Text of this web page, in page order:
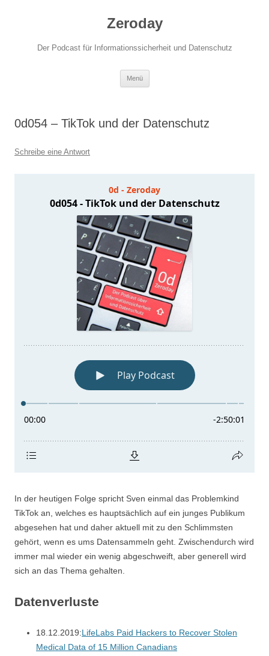
Zeroday
Der Podcast für Informationssicherheit und Datenschutz
Menü
0d054 – TikTok und der Datenschutz
Schreibe eine Antwort
In der heutigen Folge spricht Sven einmal das Problemkind
TikTok an, welches es hauptsächlich auf ein junges Publikum
abgesehen hat und daher aktuell mit zu den Schlimmsten
gehört, wenn es ums Datensammeln geht. Zwischendurch wird
immer mal wieder ein wenig abgeschweift, aber generell wird
sich an das Thema gehalten.
Datenverluste
18.12.2019:LifeLabs Paid Hackers to Recover Stolen
Medical Data of 15 Million Canadians